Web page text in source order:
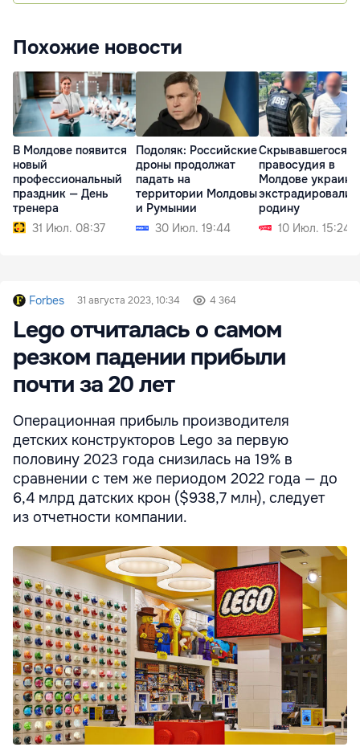
Похожие новости
В Молдове появится
новый
профессиональный
праздник — День
тренера
31 Июл. 08:37
Подоляк: Российские
дроны продолжат
падать на
территории Молдовы
и Румынии
30 Июл. 19:44
Скрывавшегося
правосудия в
Молдове
экстрадировали
родину
10 Июл. 15:24
Forbes 31 августа 2023, 10:34 4 364
Lego отчиталась о самом
резком падении прибыли
почти за 20 лет
Операционная прибыль производителя
детских конструкторов Lego за первую
половину 2023 года снизилась на 19% в
сравнении с тем же периодом 2022 года — до
6,4 млрд датских крон ($938,7 млн), следует
из отчетности компании.